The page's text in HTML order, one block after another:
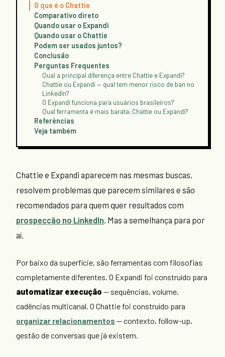
O que é o Chattie
Comparativo direto
Quando usar o Expandi
Quando usar o Chattie
Podem ser usados juntos?
Conclusão
Perguntas Frequentes
Qual a principal diferença entre Chattie e Expandi?
Chattie ou Expandi — qual tem menor risco de ban no
LinkedIn?
O Expandi funciona para usuários brasileiros?
Qual ferramenta é mais barata: Chattie ou Expandi?
Referências
Veja também
Chattie e Expandi aparecem nas mesmas buscas,
resolvem problemas que parecem similares e são
recomendados para quem quer resultados com
prospecção no LinkedIn . Mas a semelhança para por
aí.
Por baixo da superfície, são ferramentas com filosofias
completamente diferentes. O Expandi foi construído para
automatizar execução — sequências, volume,
cadências multicanal. O Chattie foi construído para
organizar relacionamentos — contexto, follow-up,
gestão de conversas que já existem.